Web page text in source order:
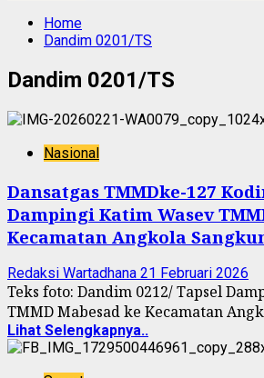
Home
Dandim 0201/TS
Dandim 0201/TS
Nasional
Dansatgas TMMDke-127
Dampingi Katim Wasev
Kecamatan Angkola
Redaksi Wartadhana 21 Februari 2026
Teks foto: Dandim 0212/ Tapsel
TMMD Mabesad ke Kecamatan
Lihat Selengkapnya..